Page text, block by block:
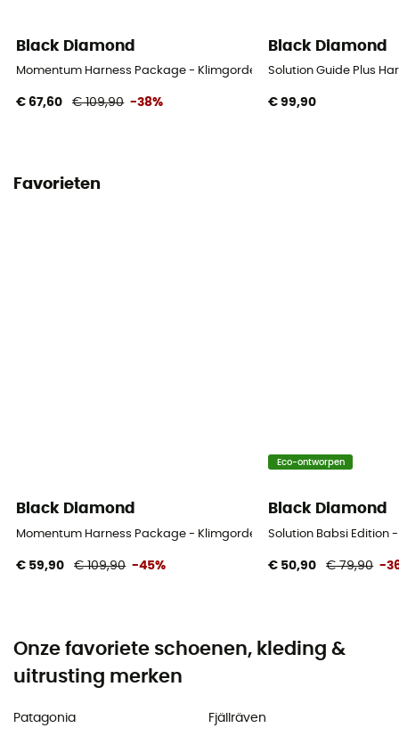
Black Diamond
Momentum Harness Package - Klimgordel - Dames
€ 67,60 € 109,90 -38%
Black Diamond
Solution Guide Plus
€ 99,90
Favorieten
Black Diamond
Momentum Harness Package - Klimgordel - Dames
€ 59,90 € 109,90 -45%
Eco-ontworpen
Black Diamond
Solution Babsi Edition
€ 50,90 € 79,90 -
Onze favoriete schoenen, kleding &
uitrusting merken
Patagonia
Fjällräven